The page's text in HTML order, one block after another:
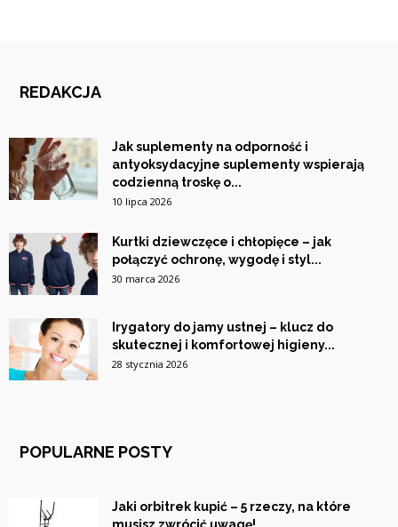
REDAKCJA
Jak suplementy na odporność i
antyoksydacyjne suplementy wspierają
codzienną troskę o...
10 lipca 2026
Kurtki dziewczęce i chłopięce – jak
połączyć ochronę, wygodę i styl...
30 marca 2026
Irygatory do jamy ustnej – klucz do
skutecznej i komfortowej higieny...
28 stycznia 2026
POPULARNE POSTY
Jaki orbitrek kupić – 5 rzeczy, na które
musisz zwrócić uwagę!